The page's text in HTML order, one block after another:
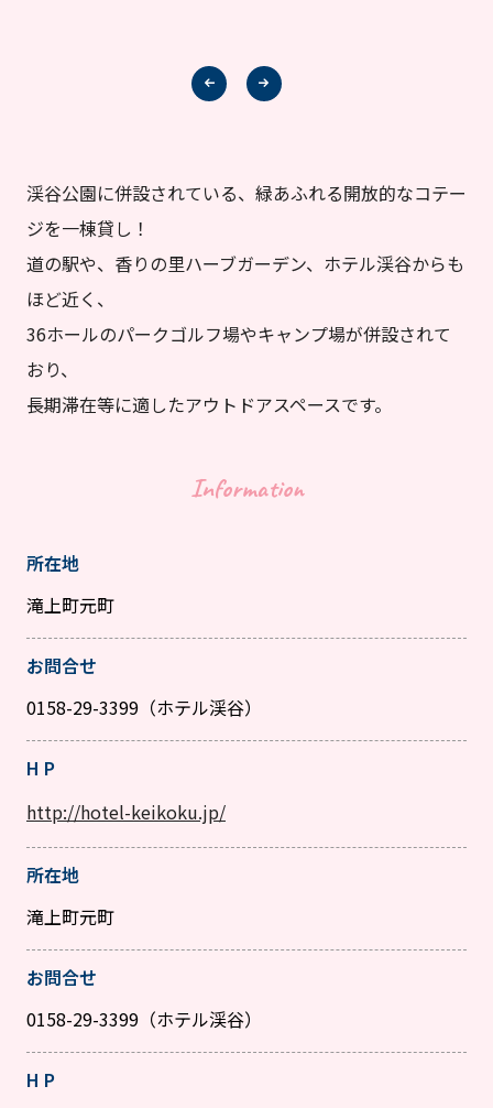
渓谷公園に併設されている、緑あふれる開放的なコテー
ジを一棟貸し！
道の駅や、香りの里ハーブガーデン、ホテル渓谷からも
ほど近く、
36ホールのパークゴルフ場やキャンプ場が併設されて
おり、
長期滞在等に適したアウトドアスペースです。
Information
所在地
滝上町元町
お問合せ
0158-29-3399（ホテル渓谷）
H P
http://hotel-keikoku.jp/
所在地
滝上町元町
お問合せ
0158-29-3399（ホテル渓谷）
H P